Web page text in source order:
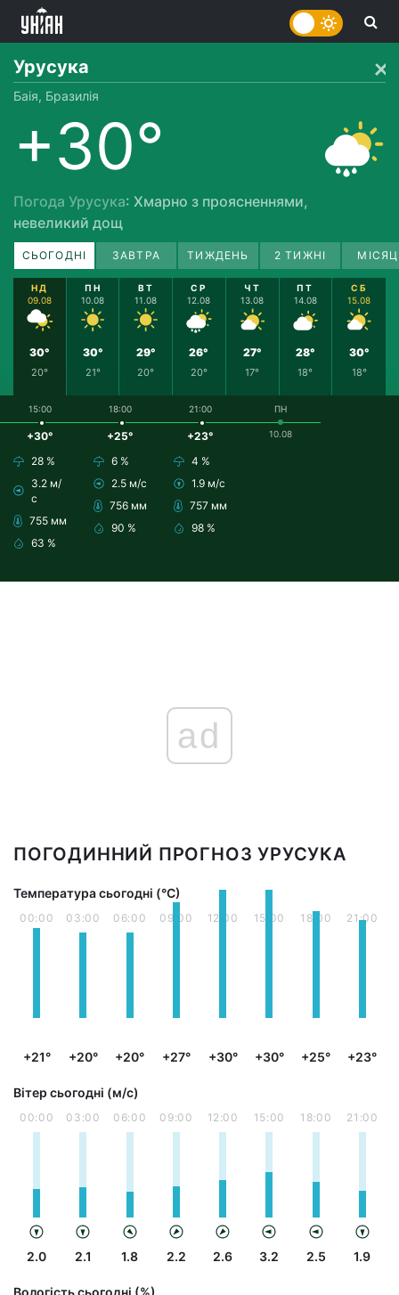
Урусука
Баія, Бразилія
+30°
Погода Урусука: Хмарно з проясненнями,
невеликий дощ
СЬОГОДНІ ЗАВТРА ТИЖДЕНЬ 2 ТИЖНІ
НД
09.08
30°
20°
ПН
10.08
30°
21°
ВТ
11.08
29°
20°
СР
12.08
26°
20°
ЧТ
13.08
27°
17°
ПТ
14.08
28°
18°
СБ
15.08
30°
18°
15:00
+30°
28 %
3.2 м/
с
755 мм
63 %
18:00
+25°
6 %
2.5 м/с
756 мм
90 %
21:00
+23°
4 %
1.9 м/с
757 мм
98 %
ПН
10.08
ad
ПОГОДИННИЙ ПРОГНОЗ УРУСУКА
Температура сьогодні (°С)
00:00
+21°
03:00
+20°
06:00
+20°
09:00
+27°
12:00
+30°
15:00
+30°
18:00
+25°
21:00
+23°
Вітер сьогодні (м/с)
00:00
2.0
03:00
2.1
06:00
1.8
09:00
2.2
12:00
2.6
15:00
3.2
18:00
2.5
21:00
1.9
Вологість сьогодні (%)